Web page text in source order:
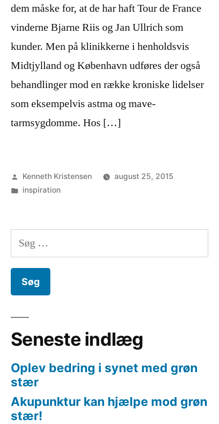
dem måske for, at de har haft Tour de France
vinderne Bjarne Riis og Jan Ullrich som
kunder. Men på klinikkerne i henholdsvis
Midtjylland og København udføres der også
behandlinger mod en række kroniske lidelser
som eksempelvis astma og mave-
tarmsygdomme. Hos […]
Posted
by
Kenneth Kristensen
august 25, 2015
Posted
inspiration
Søg
efter:
Seneste indlæg
Oplev bedring i synet med grøn
stær
Akupunktur kan hjælpe mod grøn
stær!